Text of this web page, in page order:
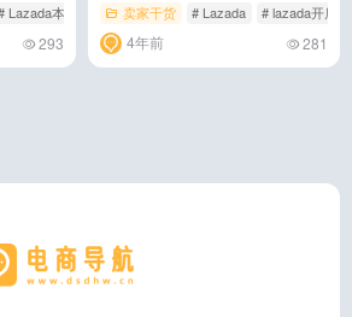
Lazada本土店铺 # 搜索推广
293
卖家干货 # Lazada # lazada开店
4年前 281